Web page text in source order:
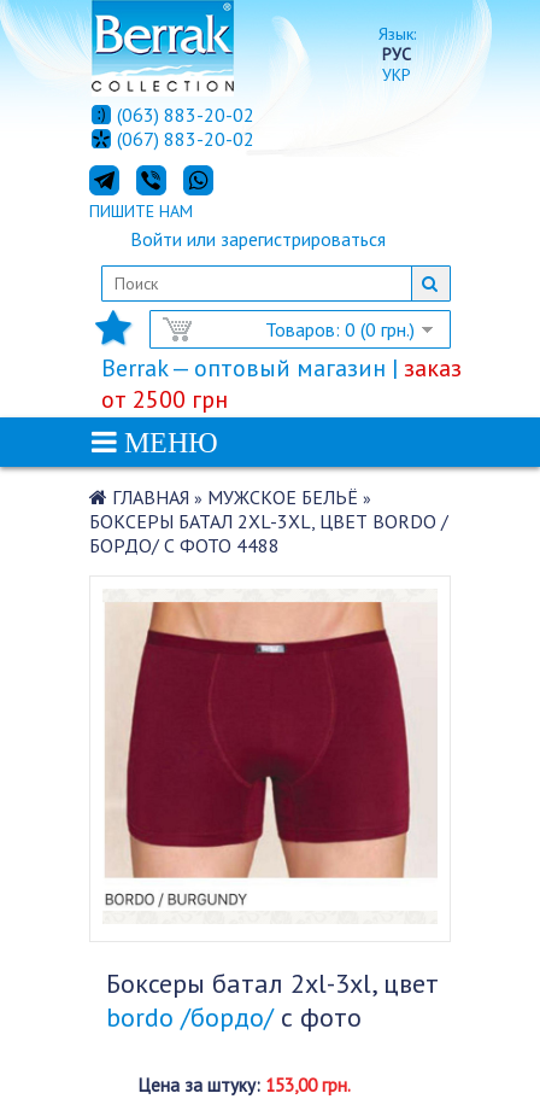
Язык:
РУС
УКР
Товаров: 0 (0 грн.)
Войти или зарегистрироваться
(063) 883-20-02
(067) 883-20-02
ПИШИТЕ НАМ
Berrak — оптовый магазин | заказ
от 2500 грн
МЕНЮ
ГЛАВНАЯ » МУЖСКОЕ БЕЛЬЁ »
БОКСЕРЫ БАТАЛ 2XL-3XL, ЦВЕТ BORDO /
БОРДО/ С ФОТО 4488
Боксеры батал 2xl-3xl, цвет
bordo /бордо/с фото
Цена за штуку: 153,00 грн.